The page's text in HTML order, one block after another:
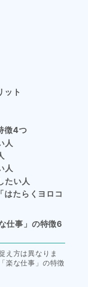
ット
徴4つ
人
人
たい人
たらくヨロコ
仕事」の特徴6
え方は異なりま
楽な仕事」の特徴